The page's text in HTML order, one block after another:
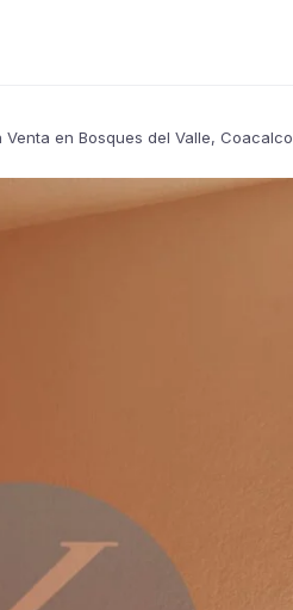
Venta en Bosques del Valle, Coacalco